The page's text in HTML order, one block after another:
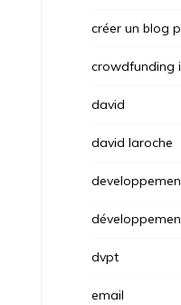
créer un blog
crowdfunding
david
david laroche
dvpt
email